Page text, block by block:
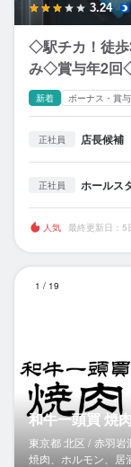
3.24
◇駅チカ！徒
み◇賞与年2回
新着 ボーナス・賞
正社員 店長候補
正社員 ホールス
人気 最終更新日：5
1 / 19
和牛一頭買 焼
東京都 北区 / 赤羽岩
焼肉、ホルモン、居